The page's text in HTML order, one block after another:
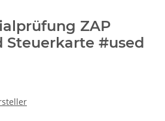
ZAP
Steuerkarte #used